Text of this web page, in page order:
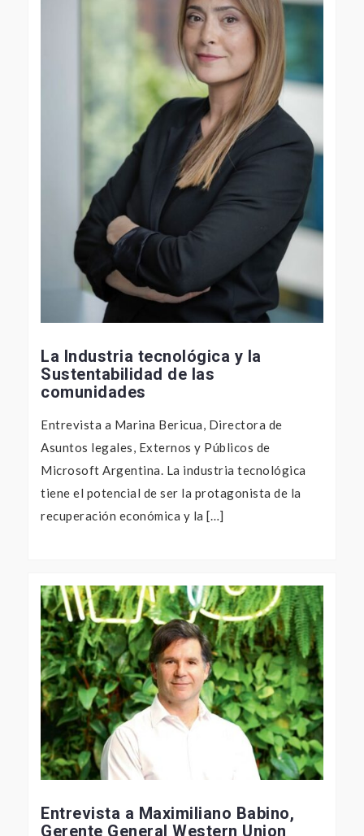
La Industria tecnológica y la
Sustentabilidad de las
comunidades
Entrevista a Marina Bericua, Directora de
Asuntos legales, Externos y Públicos de
Microsoft Argentina. La industria tecnológica
tiene el potencial de ser la protagonista de la
recuperación económica y la […]
Entrevista a Maximiliano Babino,
Gerente General Western Union